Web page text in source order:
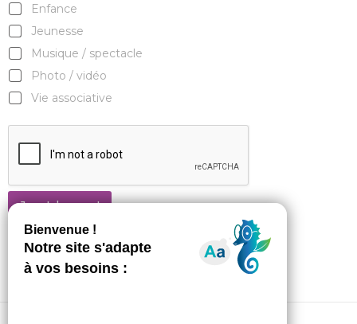
Enfance
Jeunesse
Musique / spectacle
Photo / vidéo
Vie associative
Je m'abonne !